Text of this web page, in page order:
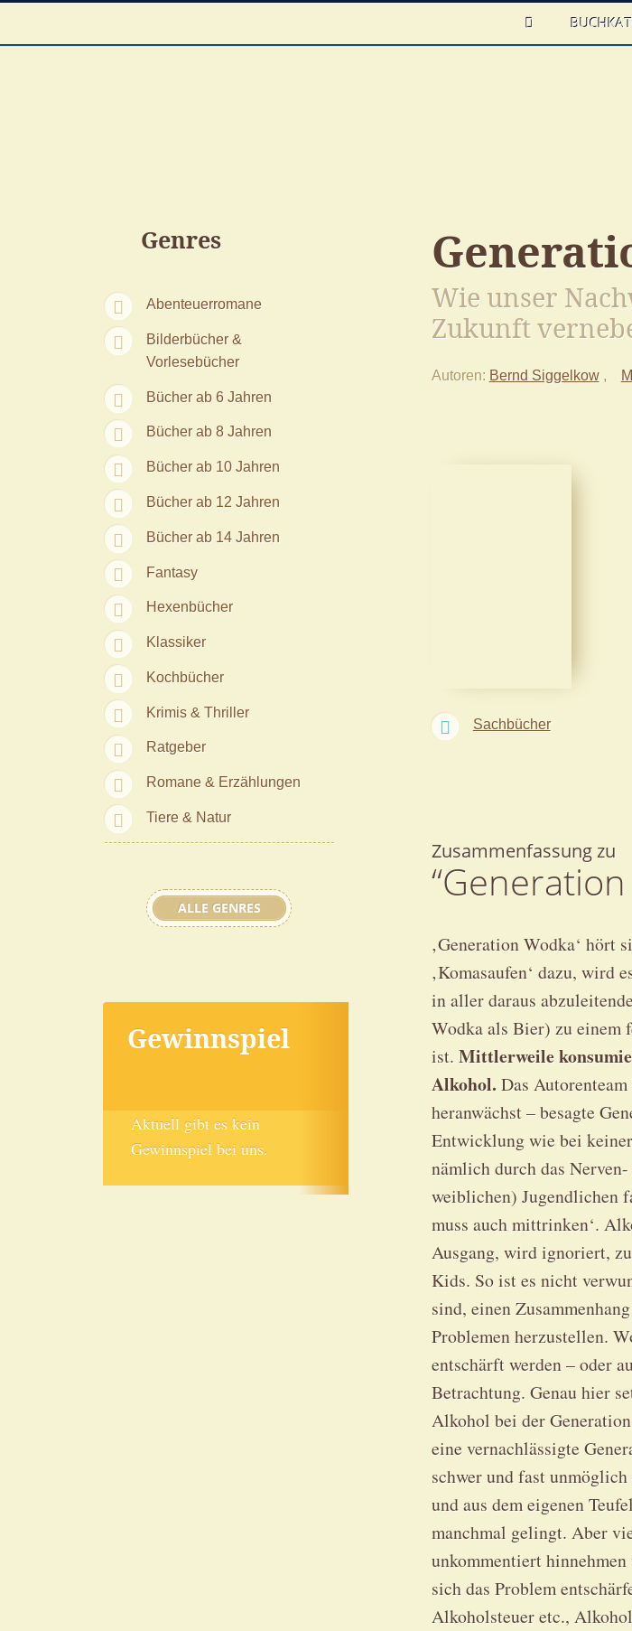
HOME
Genres
Abenteuerromane
Bilderbücher &
Vorlesebücher
Bücher ab 6 Jahren
Bücher ab 8 Jahren
Bücher ab 10 Jahren
Bücher ab 12 Jahren
Bücher ab 14 Jahren
Fantasy
Hexenbücher
Klassiker
Kochbücher
Krimis & Thriller
Ratgeber
Romane & Erzählungen
Tiere & Natur
ALLE GENRES
Gewinnspiel
Aktuell gibt es kein
Gewinnspiel bei uns.
Wie unser
Zukunft
Autoren Bernd Siggelkow
Sachbücher
Zusammenfassung zu
‚Generation Wodka‘ hört
‚Komasaufen‘ dazu, wird
in aller daraus
Wodka als Bier) zu einem
ist. Mittlerweile
Alkohol.Das Autorenteam
heranwächst – besagte
Entwicklung wie bei
nämlich durch das
weiblichen) Jugendlichen
muss auch mittrinken‘.
Ausgang, wird ignoriert,
Kids. So ist es nicht
sind, einen
Problemen herzustellen.
entschärft werden – oder
Betrachtung. Genau hier
Alkohol bei der
eine vernachlässigte
schwer und fast
und aus dem eigenen
manchmal gelingt. Aber
unkommentiert
sich das Problem
Alkoholsteuer etc.,